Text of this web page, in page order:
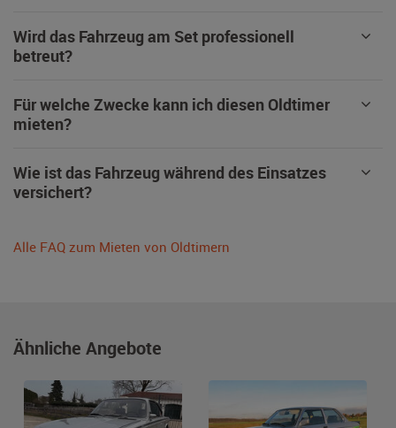
Wird das Fahrzeug am Set professionell
betreut?
Für welche Zwecke kann ich diesen Oldtimer
mieten?
Wie ist das Fahrzeug während des Einsatzes
versichert?
Alle FAQ zum Mieten von Oldtimern
Ähnliche Angebote